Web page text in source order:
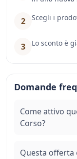
2 Scegli i
3 Lo sconto è
Domande
Come attivo
Corso?
Questa offerta